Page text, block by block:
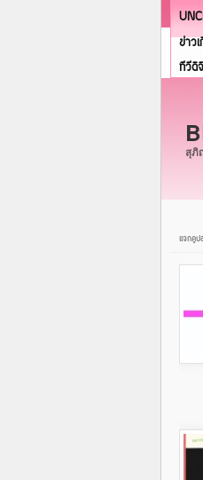
ข่าว
ทีวีดิ
สุภิ
แจกคู